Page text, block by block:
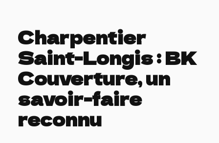
Charpentier
Saint-Longis : BK
Couverture, un
savoir-faire
reconnu